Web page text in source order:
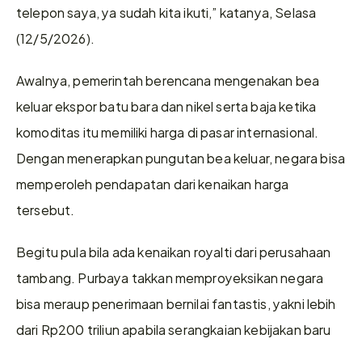
telepon saya, ya sudah kita ikuti,” katanya, Selasa
(12/5/2026).
Awalnya, pemerintah berencana mengenakan bea
keluar ekspor batu bara dan nikel serta baja ketika
komoditas itu memiliki harga di pasar internasional.
Dengan menerapkan pungutan bea keluar, negara bisa
memperoleh pendapatan dari kenaikan harga
tersebut.
Begitu pula bila ada kenaikan royalti dari perusahaan
tambang. Purbaya takkan memproyeksikan negara
bisa meraup penerimaan bernilai fantastis, yakni lebih
dari Rp200 triliun apabila serangkaian kebijakan baru